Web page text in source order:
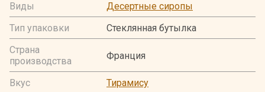
Виды
Десертные сиропы
Тип упаковки
Стеклянная бутылка
Страна
производства
Франция
Вкус Тирамису